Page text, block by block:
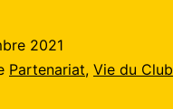
2021
Partenariat, Vie du Club